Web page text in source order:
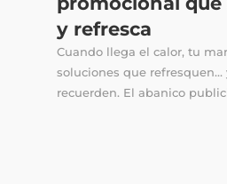
y refresca
Cuando llega el calor, tu
soluciones que refresquen…
recuerden. El abanico